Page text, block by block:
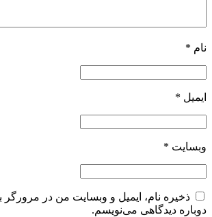
نام *
ایمیل *
وبسایت *
ذخیره نام، ایمیل و وبسایت من در مرورگر
دوباره دیدگاهی می‌نویسم.